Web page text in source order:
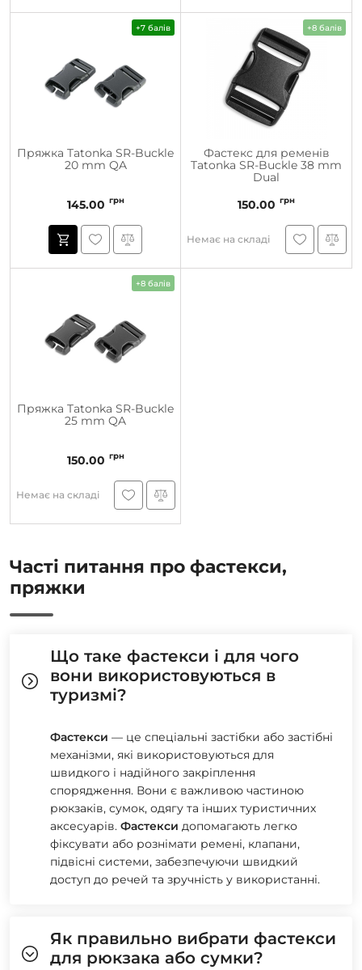
+7 балів
Пряжка Tatonka SR-Buckle
20 mm QA
145.00 грн
+8 балів
Фастекс для ременів
Tatonka SR-Buckle 38 mm
Dual
150.00 грн
Немає на складі
+8 балів
Пряжка Tatonka SR-Buckle
25 mm QA
150.00 грн
Немає на складі
Часті питання про фастекси,
пряжки
Що таке фастекси і для чого
вони використовуються в
туризмі?
Фастекси — це спеціальні застібки або застібні
механізми, які використовуються для
швидкого і надійного закріплення
спорядження. Вони є важливою частиною
рюкзаків, сумок, одягу та інших туристичних
аксесуарів. Фастекси допомагають легко
фіксувати або рознімати ремені, клапани,
підвісні системи, забезпечуючи швидкий
доступ до речей та зручність у використанні.
Як правильно вибрати фастекси
для рюкзака або сумки?